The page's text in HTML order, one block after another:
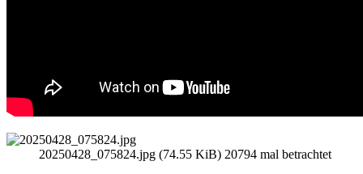
20250428_075824.jpg (74.55 KiB) 20794 mal betrachtet